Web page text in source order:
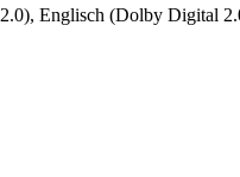
Englisch (Dolby Digital